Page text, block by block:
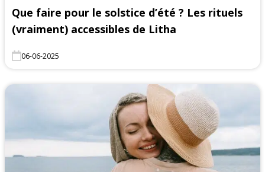
Que faire pour le solstice d’été ? Les rituels
(vraiment) accessibles de Litha
06-06-2025